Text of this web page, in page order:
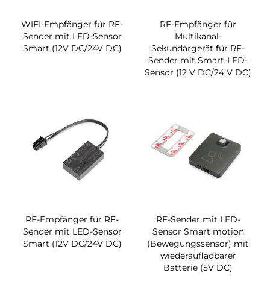
WIFI-Empfänger für RF-
Sender mit LED-Sensor
Smart (12V DC/24V DC)
RF-Empfänger für
Multikanal-
Sekundärgerät für RF-
Sender mit Smart-LED-
Sensor (12 V DC/24 V DC)
RF-Empfänger für RF-
Sender mit LED-Sensor
Smart (12V DC/24V DC)
RF-Sender mit LED-
Sensor Smart motion
(Bewegungssensor) mit
wiederaufladbarer
Batterie (5V DC)